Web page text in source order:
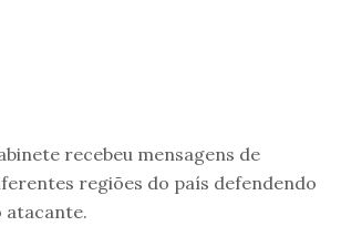
recebeu mensagens de
regiões do país defendendo
atacante.